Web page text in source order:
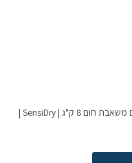
מייבש כביסה AEG TR738A40BC Series 7000 עם משאבת חום 8 ק"ג | SensiDry |